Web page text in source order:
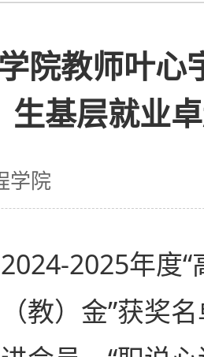
院教师叶心
生基层就业
学院
2025年度
教）金”获奖